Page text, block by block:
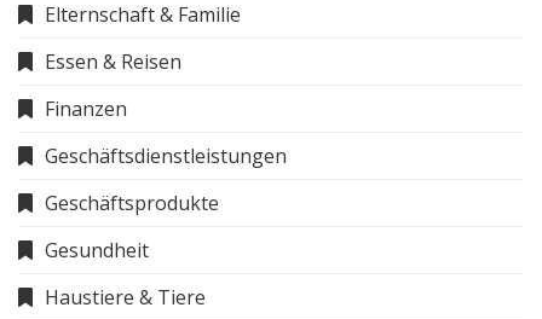
Elternschaft & Familie
Essen & Reisen
Finanzen
Geschäftsdienstleistungen
Geschäftsprodukte
Gesundheit
Haustiere & Tiere